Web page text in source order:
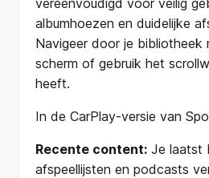
vereenvoudigd voor veilig
albumhoezen en duidelijke
Navigeer door je
scherm of gebruik het
heeft.
In de CarPlay-versie van
Recente content: Je laatst
afspeellijsten en podcasts